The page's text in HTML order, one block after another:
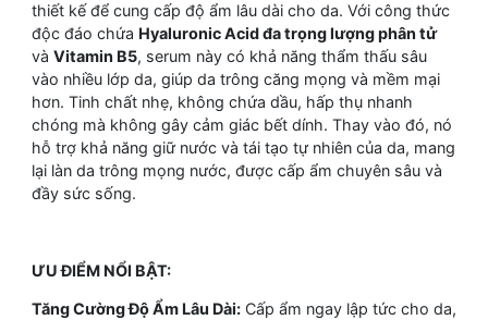
thiết kế để cung cấp độ ẩm lâu dài cho da. Với công thức
độc đáo chứa Hyaluronic Acid đa trọng lượng phân tử
và Vitamin B5, serum này có khả năng thẩm thấu sâu
vào nhiều lớp da, giúp da trông căng mọng và mềm mại
hơn. Tinh chất nhẹ, không chứa dầu, hấp thụ nhanh
chóng mà không gây cảm giác bết dính. Thay vào đó, nó
hỗ trợ khả năng giữ nước và tái tạo tự nhiên của da, mang
lại làn da trông mọng nước, được cấp ẩm chuyên sâu và
đầy sức sống.
ƯU ĐIỂM NỔI BẬT:
Tăng Cường Độ Ẩm Lâu Dài: Cấp ẩm ngay lập tức cho da,